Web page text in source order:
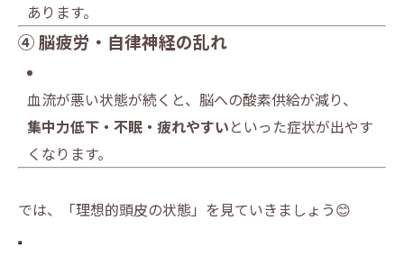
あります。
④ 脳疲労・自律神経の乱れ
血流が悪い状態が続くと、脳への酸素供給が減り、
集中力低下・不眠・疲れやすいといった症状が出やす
くなります。
では、「理想的頭皮の状態」を見ていきましょう😊